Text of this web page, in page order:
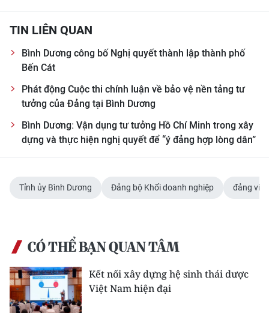
ĐỌC BÁO IN
ENGLISH
FRANÇAIS
РУССКИЙ
TIN LIÊN QUAN
Bình Dương công bố Nghị quyết thành lập thành phố
Bến Cát
Phát động Cuộc thi chính luận về bảo vệ nền tảng tư
tưởng của Đảng tại Bình Dương
Bình Dương: Vận dụng tư tưởng Hồ Chí Minh trong xây
dựng và thực hiện nghị quyết để “ý đảng hợp lòng dân”
Tỉnh ủy Bình Dương Đảng bộ Khối doanh nghiệp đảng viên
CÓ THỂ BẠN QUAN TÂM
Kết nối xây dựng hệ sinh thái dược
Việt Nam hiện đại